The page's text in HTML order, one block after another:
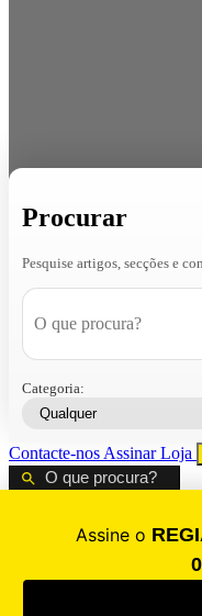
Procurar
Pesquise artigos, secções e
Categoria:
Contacte-nos AssinarLoja